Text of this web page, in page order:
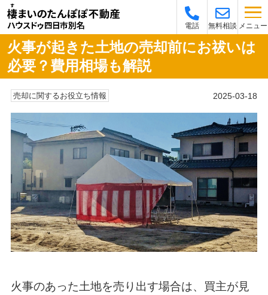
電話 無料相談 メニュー
火事が起きた土地の売却前にお祓いは
必要？費用相場も解説
売却に関するお役立ち情報 2025-03-18
火事のあった土地を売り出す場合は、買主が見